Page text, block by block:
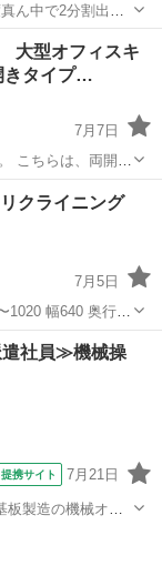
照ください。 同じ物がもう1つあります。
大型オフィスキ
タイプ…
7月7日
こちらは、両開き
取りにてお取引を
書庫
クライニング
7月5日
リ毎に商品を...
オフィス
社員≫機械操
提携サイト 7月21日
製造の機械オペ